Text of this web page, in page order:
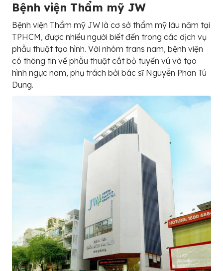
Bệnh viện Thẩm mỹ JW
Bệnh viện Thẩm mỹ JW là cơ sở thẩm mỹ lâu năm tại
TPHCM, được nhiều người biết đến trong các dịch vụ
phẫu thuật tạo hình. Với nhóm trans nam, bệnh viện
có thông tin về phẫu thuật cắt bỏ tuyến vú và tạo
hình ngực nam, phụ trách bởi bác sĩ Nguyễn Phan Tú
Dung.